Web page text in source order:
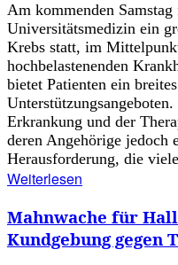
Am kommenden
Universitätsmedizin ein
Krebs statt, im
hochbelastenenden
bietet Patienten ein
Erkrankung und der
deren Angehörige jedoch
Herausforderung, die
Weiterlesen
Mahnwache für
Kundgebung gegen